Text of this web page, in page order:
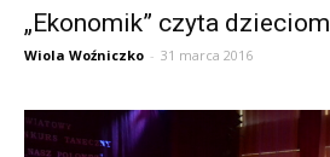
„Ekonomik” czyta dzieciom
Wiola Woźniczko - 31 marca 2016